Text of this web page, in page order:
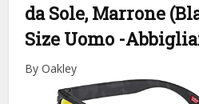
da Sole, Marrone
Size Uomo -
By Oakley